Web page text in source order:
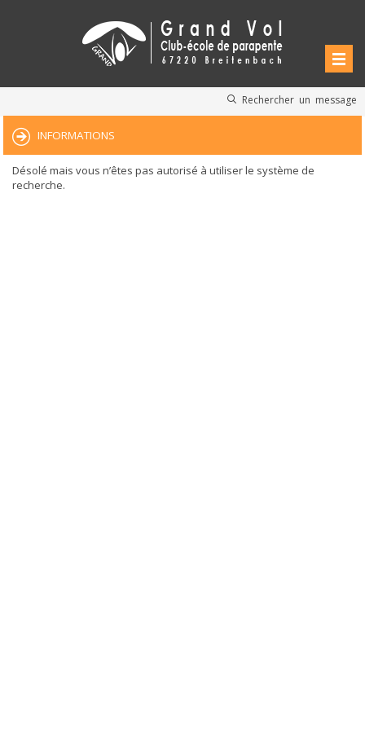
Rechercher un message
INFORMATIONS
Désolé mais vous n’êtes pas autorisé à utiliser le système de
recherche.